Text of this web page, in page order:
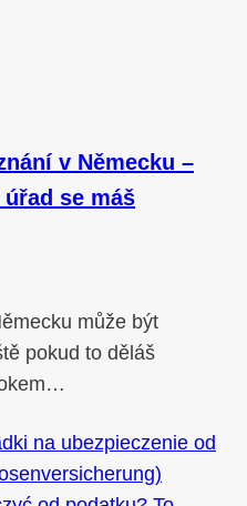
v Německu –
se máš
může být
pokud to děláš